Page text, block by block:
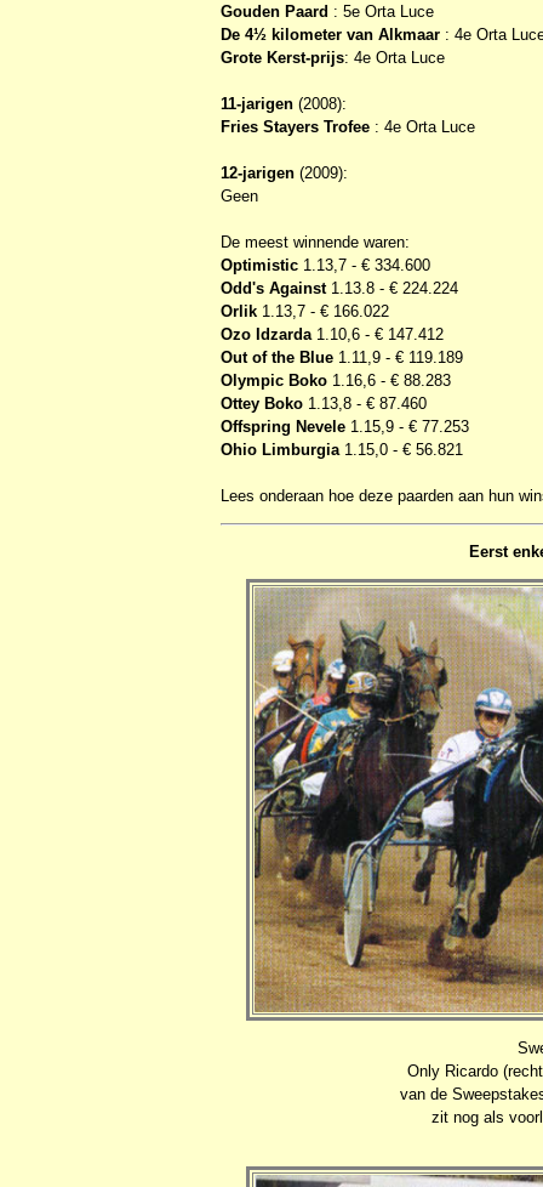
Gouden Paard : 5e Orta Luce
De 4½ kilometer van Alkmaar : 4e Orta
Grote Kerst-prijs: 4e Orta Luce
11-jarigen (2008):
Fries Stayers Trofee : 4e Orta Luce
12-jarigen (2009):
Geen
De meest winnende waren:
Optimistic 1.13,7 - € 334.600
Odd's Against1.13.8 - € 224.224
Orlik 1.13,7 - € 166.022
Ozo Idzarda 1.10,6 - € 147.412
Out of the Blue 1.11,9 - € 119.189
Olympic Boko 1.16,6 - € 88.283
Ottey Boko 1.13,8 - € 87.460
Offspring Nevele 1.15,9 - € 77.253
Ohio Limburgia 1.15,0 - € 56.821
Lees onderaan hoe deze paarden aan hun
Eerst
Only Ricardo
van de
zit nog als